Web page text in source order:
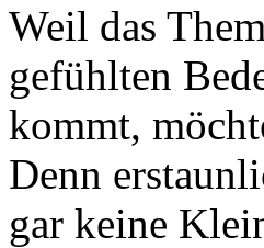
Weil das
gefühlten
kommt,
Denn
gar keine